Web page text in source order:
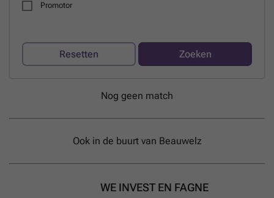
Promotor
Resetten Zoeken
Nog geen match
Ook in de buurt van Beauwelz
WE INVEST EN FAGNE